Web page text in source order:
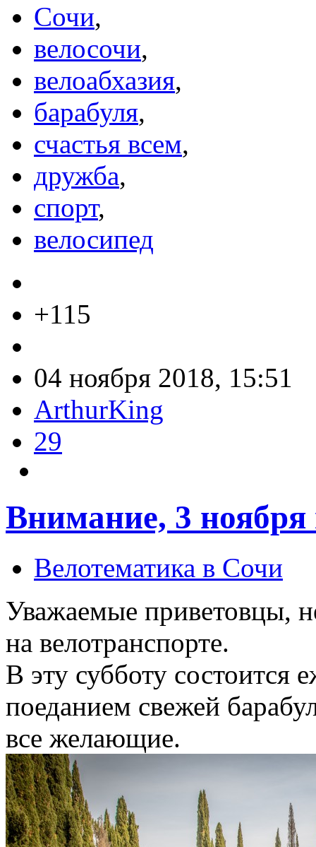
Сочи,
велосочи,
велоабхазия,
барабуля,
счастья всем,
дружба,
спорт,
велосипед
+115
04 ноября 2018, 15:51
ArthurKing
29
Внимание, 3 ноября
Велотематика в Сочи
Уважаемые приветовцы,
на велотранспорте.
В эту субботу состоится
поеданием свежей
все желающие.